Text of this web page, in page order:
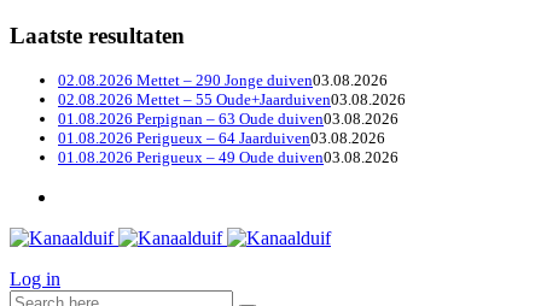
Laatste resultaten
02.08.2026 Mettet – 290 Jonge duiven03.08.2026
02.08.2026 Mettet – 55 Oude+Jaarduiven03.08.2026
01.08.2026 Perpignan – 63 Oude duiven03.08.2026
01.08.2026 Perigueux – 64 Jaarduiven03.08.2026
01.08.2026 Perigueux – 49 Oude duiven03.08.2026
Log in